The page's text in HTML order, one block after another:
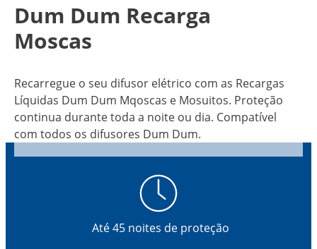
Dum Dum Recarga
Moscas
Recarregue o seu difusor elétrico com as Recargas
Líquidas Dum Dum Mqoscas e Mosuitos. Proteção
continua durante toda a noite ou dia. Compatível
com todos os difusores Dum Dum.
Até 45 noites de proteção